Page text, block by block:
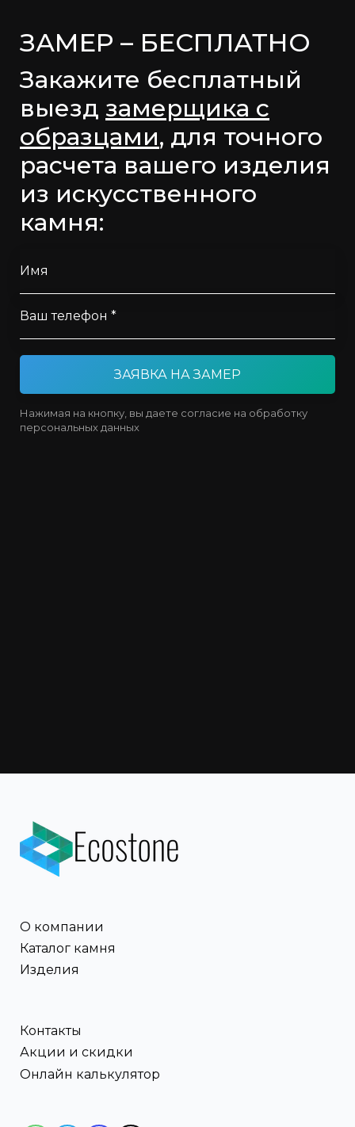
ЗАМЕР – БЕСПЛАТНО
Закажите бесплатный
выезд замерщика с
образцами, для точного
расчета вашего изделия
из искусственного
камня:
Имя
Ваш телефон *
ЗАЯВКА НА ЗАМЕР
Нажимая на кнопку, вы даете согласие на обработку
персональных данных
О компании
Каталог камня
Изделия
Контакты
Акции и скидки
Онлайн калькулятор